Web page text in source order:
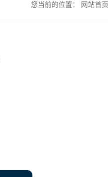
您当前的位置： 网站首页